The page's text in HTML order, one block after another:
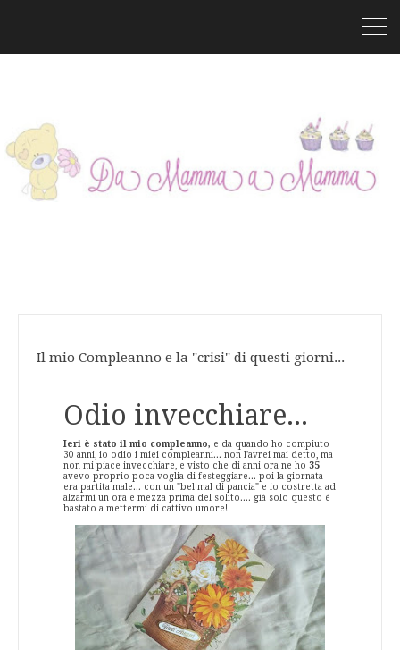
Il mio Compleanno e la "crisi" di questi giorni...
Odio invecchiare...
Ieri è stato il mio compleanno, e da quando ho compiuto
30 anni, io odio i miei compleanni... non l'avrei mai detto, ma
non mi piace invecchiare, e visto che di anni ora ne ho 35
avevo proprio poca voglia di festeggiare... poi la giornata
era partita male... con un "bel mal di pancia" e io costretta ad
alzarmi un ora e mezza prima del solito.... già solo questo è
bastato a mettermi di cattivo umore!